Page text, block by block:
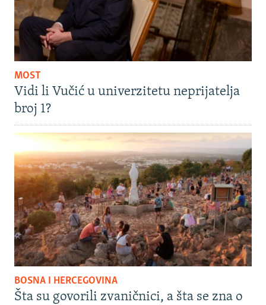
MOST
Vidi li Vučić u univerzitetu neprijatelja
broj 1?
BOSNA I HERCEGOVINA
Šta su govorili zvaničnici, a šta se zna o